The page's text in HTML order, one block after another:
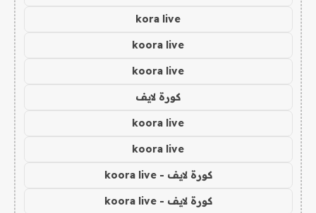
kora live
koora live
koora live
كورة لايف
koora live
koora live
كورة لايف - koora live
كورة لايف - koora live